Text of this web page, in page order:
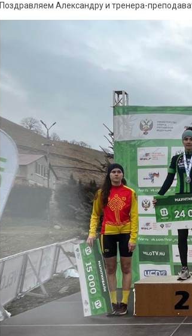
Поздравляем Александру и тренера-